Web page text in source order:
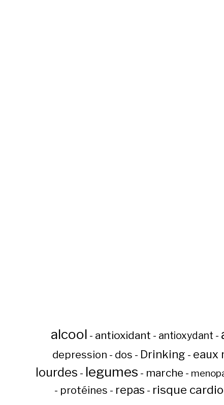
alcool - antioxidant - antioxydant -
depression - dos - Drinking - eaux
lourdes - legumes - marche -
- protéines - repas - risque